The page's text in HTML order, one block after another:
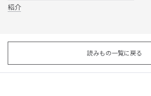
紹介
読みもの一覧に戻る